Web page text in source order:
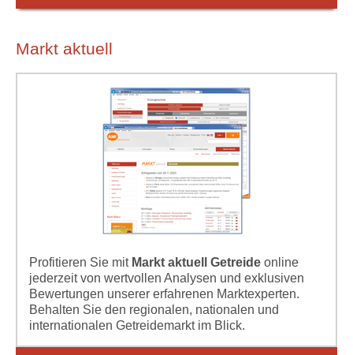
Markt aktuell
Profitieren Sie mit Markt aktuell Getreide online
jederzeit von wertvollen Analysen und exklusiven
Bewertungen unserer erfahrenen Marktexperten.
Behalten Sie den regionalen, nationalen und
internationalen Getreidemarkt im Blick.